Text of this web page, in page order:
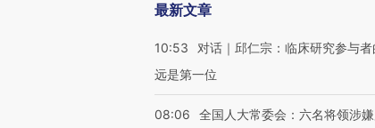
最新文章
10:53
对话｜邱仁宗：临床研究参与者
远是第一位
08:06
全国人大常委会：六名将领涉